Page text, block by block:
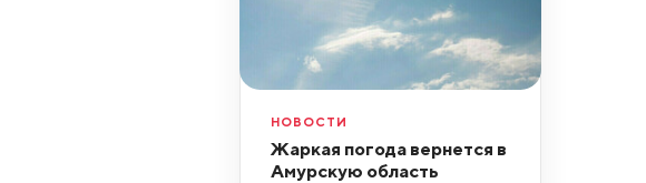
НОВОСТИ
Жаркая погода вернется в
Амурскую область